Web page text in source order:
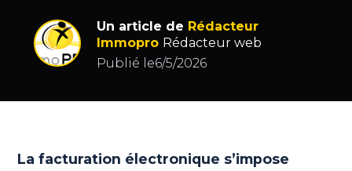
Un article de Rédacteur
Immopro Rédacteur web
Publié le6/5/2026
La facturation électronique s’impose